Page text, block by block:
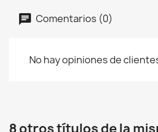
Comentarios (0)
No hay opiniones de